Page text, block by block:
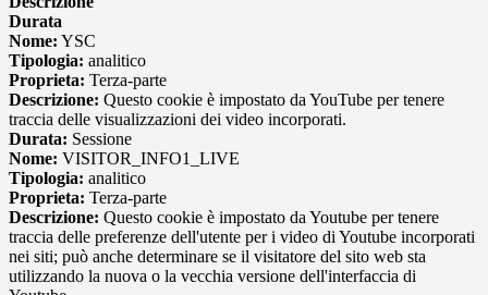
Durata
Nome: YSC
Tipologia: analitico
Proprieta: Terza-parte
Descrizione: Questo cookie è impostato da YouTube per tenere
traccia delle visualizzazioni dei video incorporati.
Durata: Sessione
Nome: VISITOR_INFO1_LIVE
Tipologia: analitico
Proprieta: Terza-parte
Descrizione: Questo cookie è impostato da Youtube per tenere
traccia delle preferenze dell'utente per i video di Youtube incorporati
nei siti; può anche determinare se il visitatore del sito web sta
utilizzando la nuova o la vecchia versione dell'interfaccia di